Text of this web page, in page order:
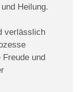
Heilung.
verlässlich
und